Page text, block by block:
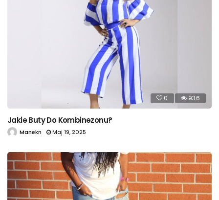
0 936
Jakie Buty Do Kombinezonu?
Manekn Maj 19, 2025